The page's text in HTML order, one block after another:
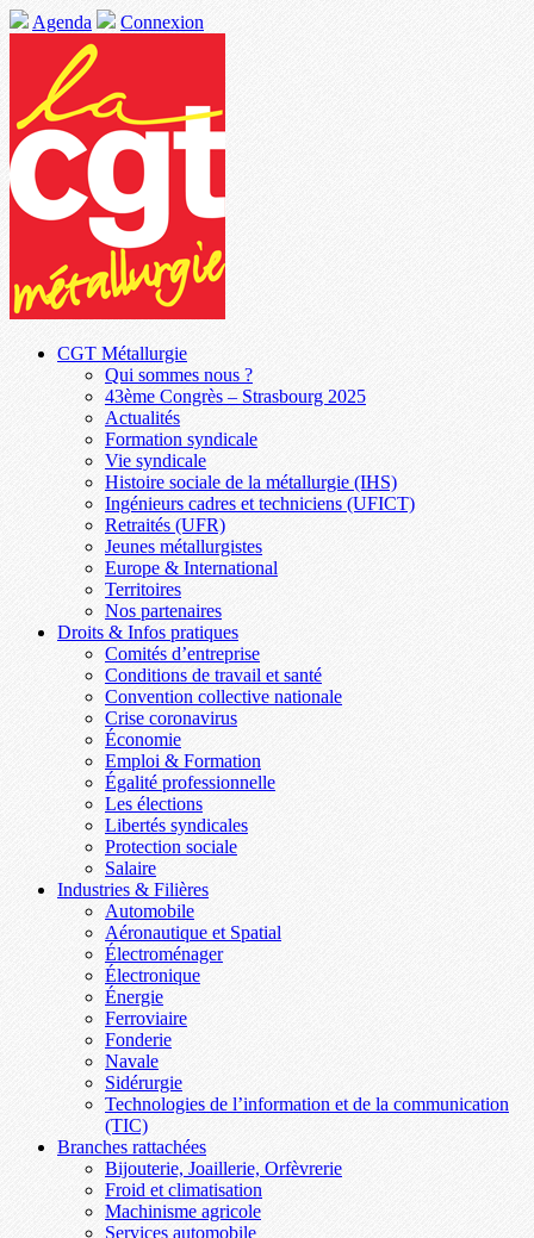
Agenda Connexion
CGT Métallurgie
Qui sommes nous ?
43ème Congrès – Strasbourg 2025
Actualités
Formation syndicale
Vie syndicale
Histoire sociale de la métallurgie (IHS)
Ingénieurs cadres et techniciens (UFICT)
Retraités (UFR)
Jeunes métallurgistes
Europe & International
Territoires
Nos partenaires
Droits & Infos pratiques
Comités d’entreprise
Conditions de travail et santé
Convention collective nationale
Crise coronavirus
Économie
Emploi & Formation
Égalité professionnelle
Les élections
Libertés syndicales
Protection sociale
Salaire
Industries & Filières
Automobile
Aéronautique et Spatial
Électroménager
Électronique
Énergie
Ferroviaire
Fonderie
Navale
Sidérurgie
Technologies de l’information et de la communication
(TIC)
Branches rattachées
Bijouterie, Joaillerie, Orfèvrerie
Froid et climatisation
Machinisme agricole
Services automobile